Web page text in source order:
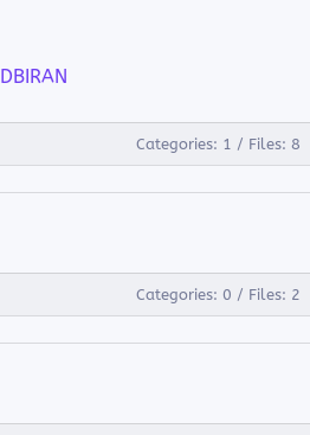
Categories: 1 / Files: 8
Categories: 0 / Files: 2